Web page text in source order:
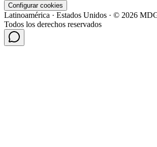
Configurar cookies
Latinoamérica · Estados Unidos · © 2026
Todos los derechos reservados